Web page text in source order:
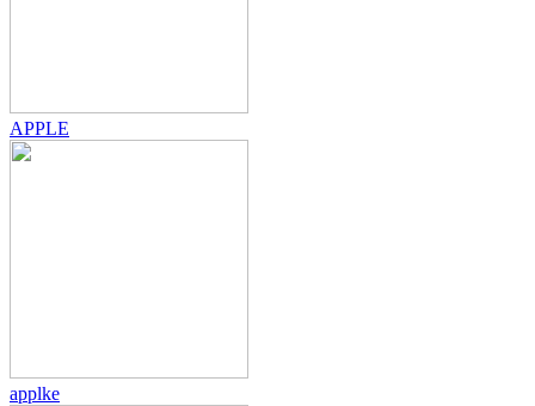
APPLE
applke